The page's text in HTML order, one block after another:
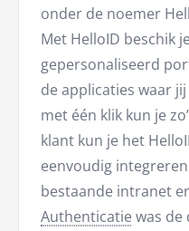
onder de noemer
Met HelloID beschik
gepersonaliseerd
de applicaties waar
met één klik kun je
klant kun je het
eenvoudig
bestaande intranet
Authenticatie was de